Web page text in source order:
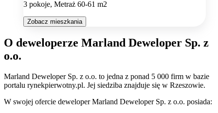
3 pokoje, Metraż 60-61 m2
Zobacz mieszkania
O deweloperze Marland Deweloper Sp. z
o.o.
Marland Deweloper Sp. z o.o. to jedna z ponad 5 000 firm w bazie
portalu rynekpierwotny.pl. Jej siedziba znajduje się w Rzeszowie.
W swojej ofercie deweloper Marland Deweloper Sp. z o.o. posiada: